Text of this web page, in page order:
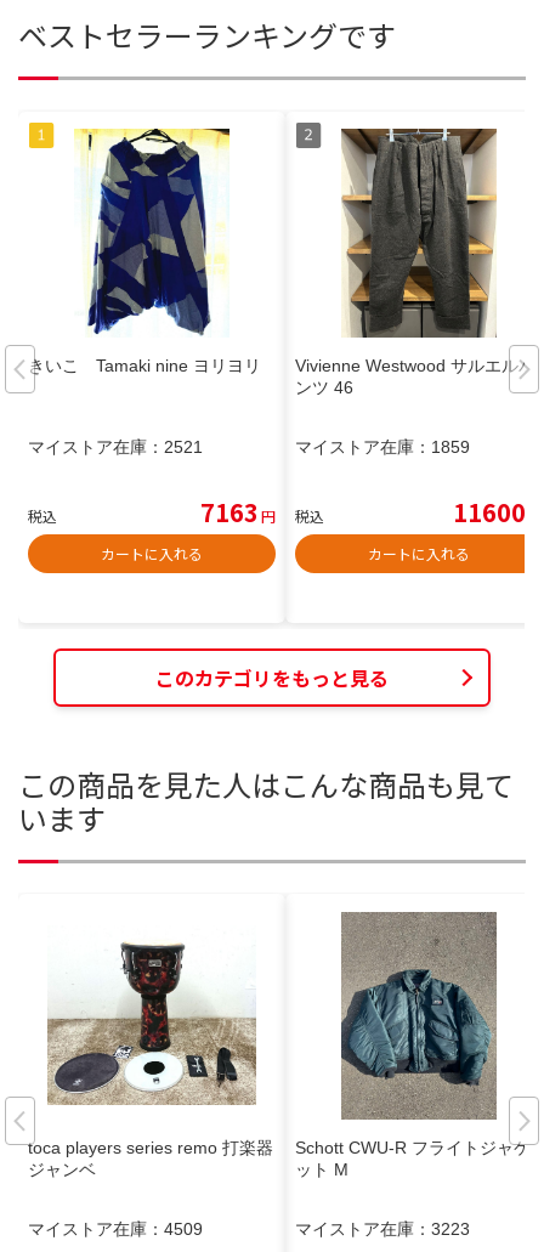
ベストセラーランキングです
きいこ Tamaki nine ヨリヨリ
マイストア在庫： 2521
税込 7163 円
カートに入れる
Vivienne Westwood サルエルパ
ンツ 46
マイストア在庫： 1859
税込 11600
カートに入れる
このカテゴリをもっと見る
この商品を見た人はこんな商品も見て
います
toca players series remo 打楽器
ジャンベ
マイストア在庫： 4509
Schott CWU-R フライトジャケ
ット M
マイストア在庫： 3223